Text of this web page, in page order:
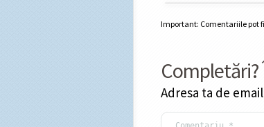
Important: Comentariile pot
Adresa ta de